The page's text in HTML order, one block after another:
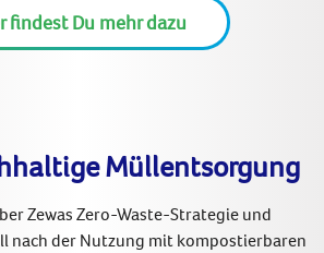
findest Du mehr dazu
Müllentsorgung
Zewas Zero-Waste-Strategie und
nach der Nutzung mit kompostierbaren